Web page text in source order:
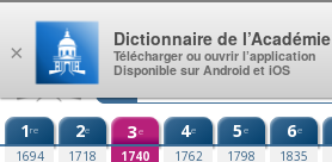
Aller au contenu
1re
1694
2e
1718
3e
1740
4e
1762
5e
1798
6e
1835
×
Dictionnaire de l’Académie
Télécharger ou ouvrir l’application
Disponible sur Android et iOS